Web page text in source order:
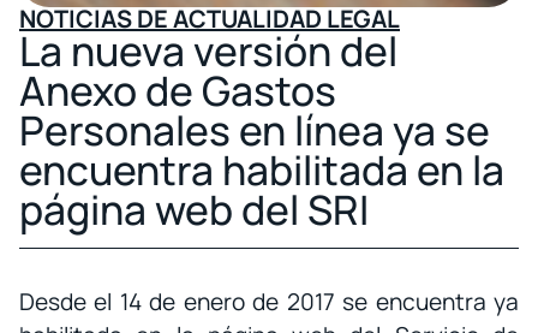
NOTICIAS DE ACTUALIDAD LEGAL
La nueva versión del
Anexo de Gastos
Personales en línea ya se
encuentra habilitada en la
página web del SRI
Desde el 14 de enero de 2017 se encuentra ya